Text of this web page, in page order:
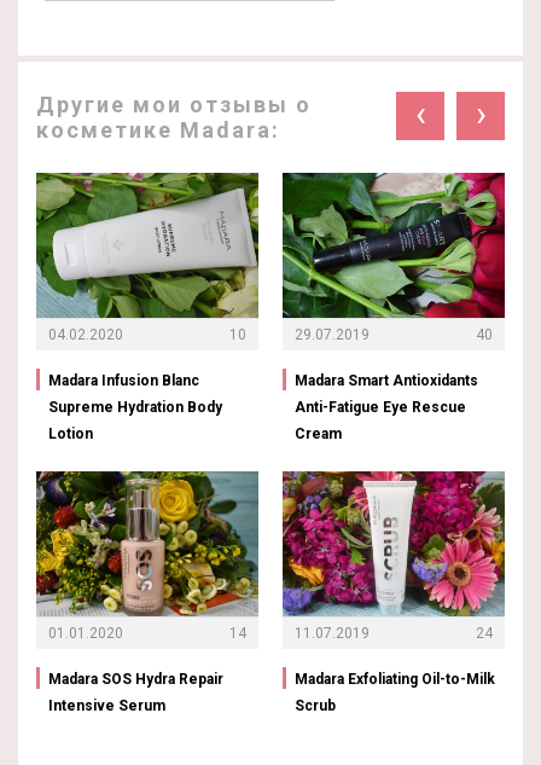
Другие мои отзывы о
косметике Madara:
‹ ›
04.02.2020 10
Madara Infusion Blanc
Supreme Hydration Body
Lotion
01.01.2020 14
Madara SOS Hydra Repair
Intensive Serum
29.07.2019 40
Madara Smart Antioxidants
Anti-Fatigue Eye Rescue
Cream
11.07.2019 24
Madara Exfoliating Oil-to-Milk
Scrub